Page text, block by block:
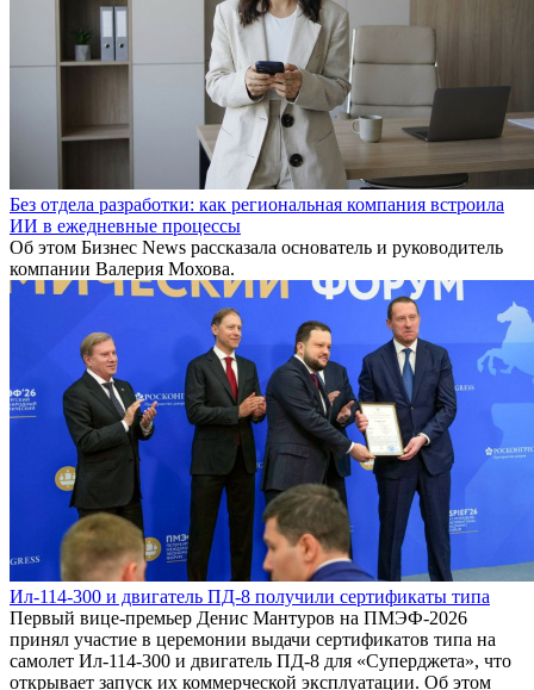
Без отдела разработки: как региональная компания встроила
ИИ в ежедневные процессы
Об этом Бизнес News рассказала основатель и руководитель
компании Валерия Мохова.
Ил-114-300 и двигатель ПД-8 получили сертификаты типа
Первый вице-премьер Денис Мантуров на ПМЭФ-2026
принял участие в церемонии выдачи сертификатов типа на
самолет Ил-114-300 и двигатель ПД-8 для «Суперджета», что
открывает запуск их коммерческой эксплуатации. Об этом